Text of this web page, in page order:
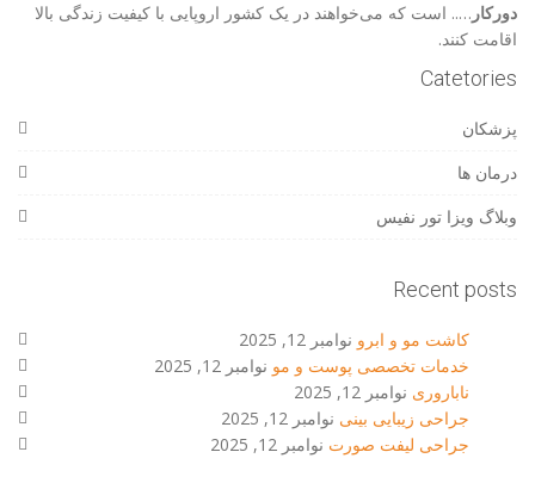
دورکار ….. است که می‌خواهند در یک کشور اروپایی با کیفیت زندگی بالا
اقامت کنند.
Catetories
پزشکان
درمان ها
وبلاگ ویزا تور نفیس
Recent posts
کاشت مو و ابرو نوامبر 12, 2025
خدمات تخصصی پوست و مو نوامبر 12, 2025
ناباروری نوامبر 12, 2025
جراحی زیبایی بینی نوامبر 12, 2025
جراحی لیفت صورت نوامبر 12, 2025